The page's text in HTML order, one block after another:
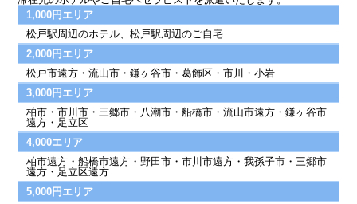
1,000円エリア
松戸駅周辺のホテル、松戸駅周辺のご自宅
2,000円エリア
松戸市遠方・流山市・鎌ヶ谷市・葛飾区・市川・小岩
3,000円エリア
柏市・市川市・三郷市・八潮市・船橋市・流山市遠方・鎌ヶ谷市
遠方・足立区
4,000エリア
柏市遠方・船橋市遠方・野田市・市川市遠方・我孫子市・三郷市
遠方・足立区遠方
5,000円エリア